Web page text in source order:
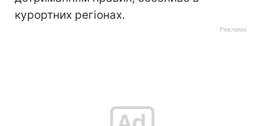
курортних регіонах.